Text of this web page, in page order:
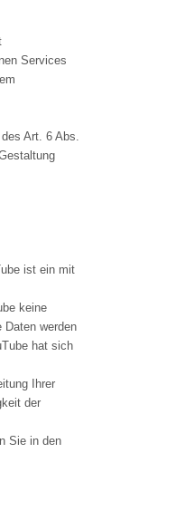
Services
Art. 6 Abs.
ist ein mit
keine
Daten werden
hat sich
Ihrer
der
Sie in den